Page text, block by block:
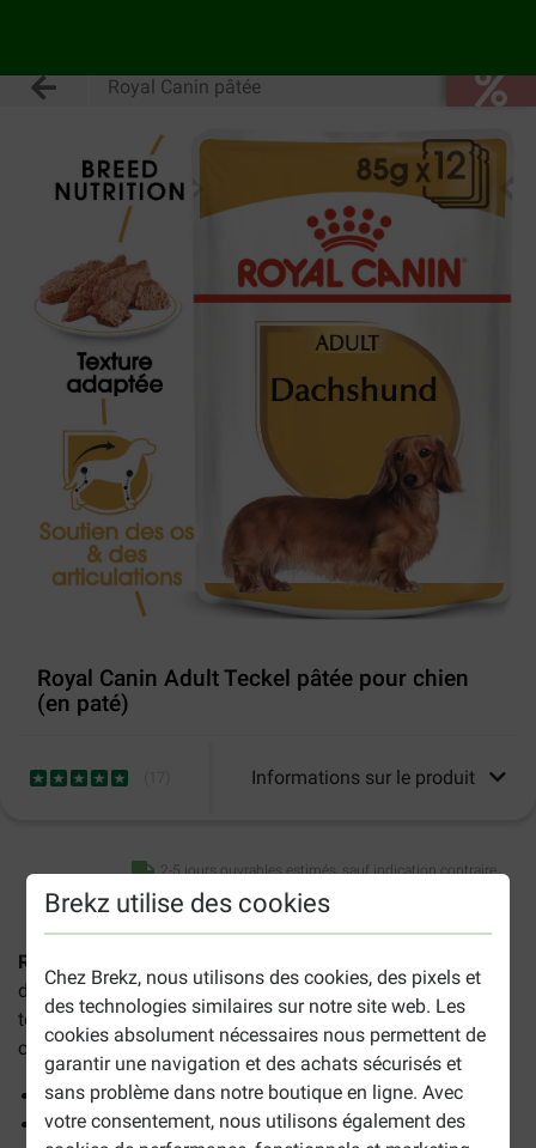
Brekz utilise des cookies
Chez Brekz, nous utilisons des cookies, des pixels et
des technologies similaires sur notre site web. Les
cookies absolument nécessaires nous permettent de
garantir une navigation et des achats sécurisés et
sans problème dans notre boutique en ligne. Avec
votre consentement, nous utilisons également des
Royal Canin pâtée
Royal Canin Adult Teckel pâtée pour chien
(en paté)
Informations sur le produit
2-5 jours ouvrables estimés, sauf indication contraire.
Royal Canin Adult Teckel pâtée pour chien
délicieuse nourriture spécifiquement élaborée pour les
teckels adultes dès 10 mois. Une boîte économique
contient 12 sachets fraicheur de 85 grammes.
Soutient les os et les articulations
Contribue à la tonicité musculaire